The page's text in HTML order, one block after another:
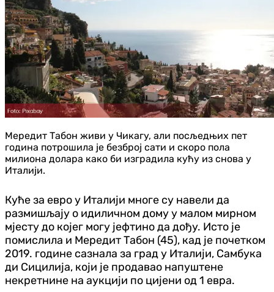
Мередит Табон живи у Чикагу, али посљедњих пет
година потрошила је безброј сати и скоро пола
милиона долара како би изградила кућу из снова у
Италији.
Куће за евро у Италији многе су навели да
размишљају о идиличном дому у малом мирном
мјесту до којег могу јефтино да дођу. Исто је
помислила и Мередит Табон (45), кад је почетком
2019. године сазнала за град у Италији, Самбука
ди Сицилија, који је продавао напуштене
некретнине на аукцији по цијени од 1 евра.